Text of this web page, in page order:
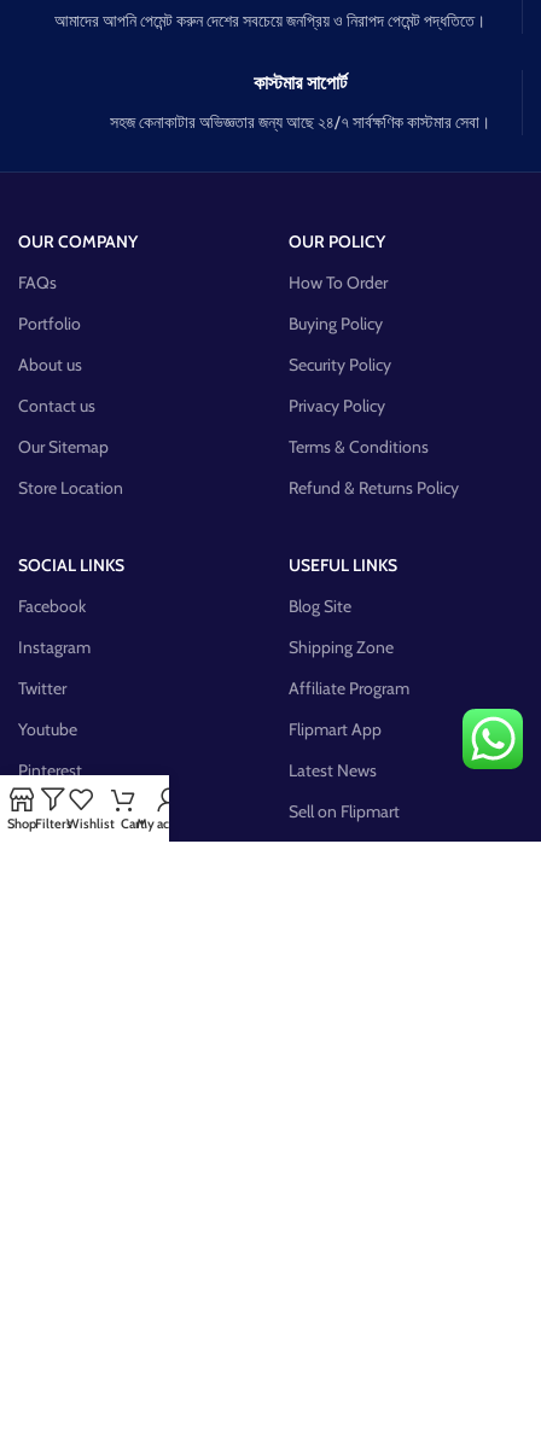
আমাদের আপনি পেমেন্ট করুন দেশের সবচেয়ে জনপ্রিয় ও নিরাপদ পেমেন্ট পদ্ধতিতে।
কাস্টমার সাপোর্ট
সহজ কেনাকাটার অভিজ্ঞতার জন্য আছে ২৪/৭ সার্বক্ষণিক কাস্টমার সেবা।
OUR COMPANY
FAQs
Portfolio
About us
Contact us
Our Sitemap
Store Location
OUR POLICY
How To Order
Buying Policy
Security Policy
Privacy Policy
Terms & Conditions
Refund & Returns Policy
SOCIAL LINKS
Facebook
Instagram
Twitter
Youtube
Pinterest
FB Group
USEFUL LINKS
Blog Site
Shipping Zone
Affiliate Program
Flipmart App
Latest News
Sell on Flipmart
ShopFiltersWishlist CartMy account